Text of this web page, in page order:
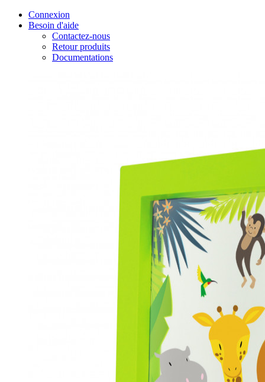
Connexion
Besoin d'aide
Contactez-nous
Retour produits
Documentations